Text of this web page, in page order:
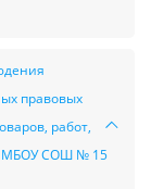
правовых
работ,
МБОУ СОШ № 15